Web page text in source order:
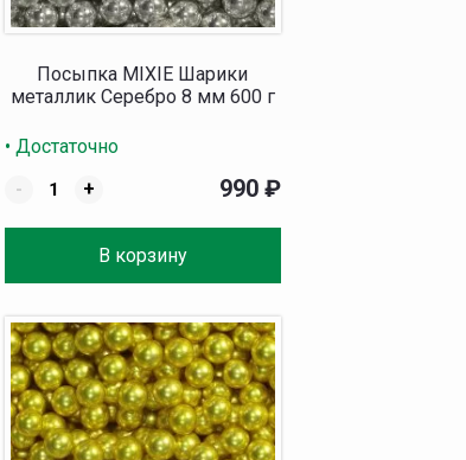
Посыпка MIXIE Шарики
металлик Серебро 8 мм 600 г
• Достаточно
-
+
В корзину
990 ₽